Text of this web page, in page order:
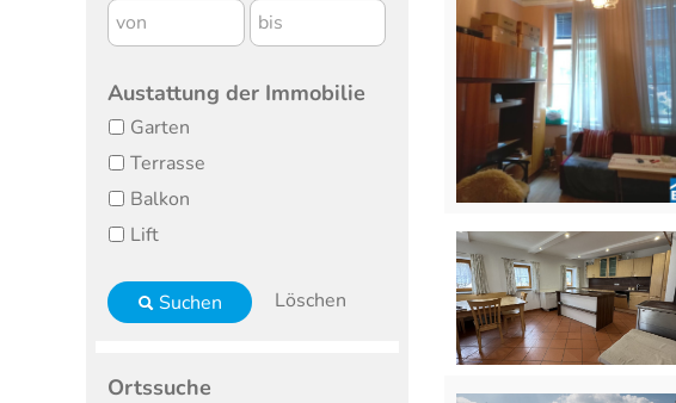
Austattung der Immobilie
Garten
Terrasse
Balkon
Lift
Suchen Löschen
Ortssuche